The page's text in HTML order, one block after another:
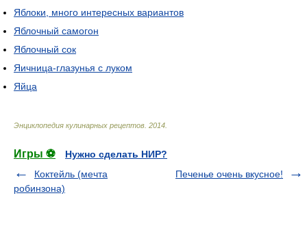
Яблоки, много интересных вариантов
Яблочный самогон
Яблочный сок
Яичница-глазунья с луком
Яйца
Энциклопедия кулинарных рецептов 2014
Игры ⚽
Нужно сделать НИР?
Коктейль (мечта
робинзона)
Печенье очень вкусное!